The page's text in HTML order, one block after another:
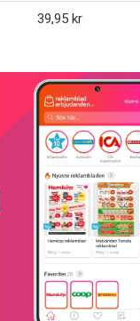
39,95 kr